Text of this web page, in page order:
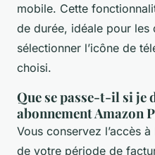
mobile. Cette
de durée, idéale pour les
sélectionner l’icône de
choisi.
Que se passe-t-il si je
abonnement Amazon
Vous conservez l’accès
de votre période de